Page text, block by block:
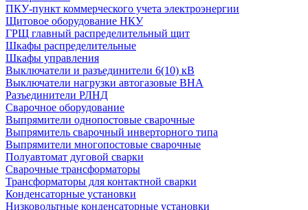
ПКУ-пункт коммерческого учета электроэнергии
Щитовое оборудование НКУ
ГРЩ главный распределительный щит
Шкафы распределительные
Шкафы управления
Выключатели и разъединители 6(10) кВ
Выключатели нагрузки автогазовые ВНА
Разъединители РЛНД
Сварочное оборудование
Выпрямители однопостовые сварочные
Выпрямитель сварочный инверторного типа
Выпрямители многопостовые сварочные
Полуавтомат дуговой сварки
Сварочные трансформаторы
Трансформаторы для контактной сварки
Конденсаторные установки
Низковольтные конденсаторные установки